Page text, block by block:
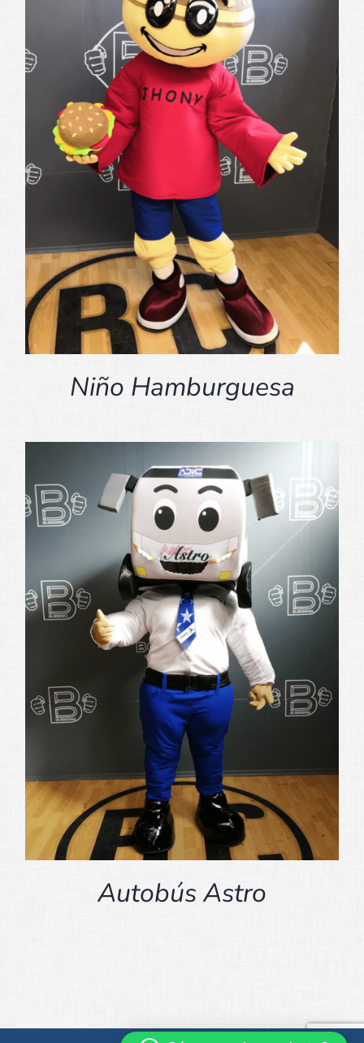
Niño Hamburguesa
Autobús Astro